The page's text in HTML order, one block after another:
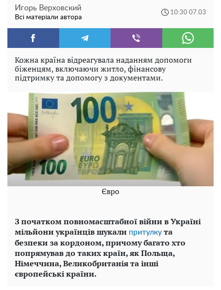
Игорь Верховский
Всі матеріали автора
10:30 07.03
Кожна країна відреагувала наданням допомоги
біженцям, включаючи житло, фінансову
підтримку та допомогу з документами.
Євро
З початком повномасштабної війни в Україні
мільйони українців шукали притулку та
безпеки за кордоном, причому багато хто
попрямував до таких країн, як Польща,
Німеччина, Великобританія та інші
європейські країни.